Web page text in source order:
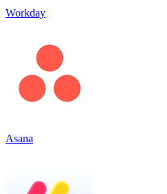
Workday
Asana